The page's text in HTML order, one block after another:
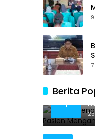
Berita
1